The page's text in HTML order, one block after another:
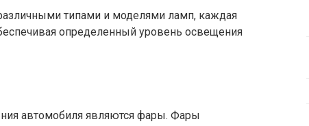
типами и моделями ламп, каждая
определенный уровень освещения
автомобиля являются фары. Фары